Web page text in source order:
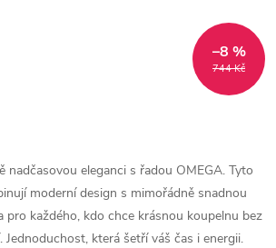
744 Kč
–8 %
nadčasovou eleganci s řadou OMEGA. Tyto
moderní design s mimořádně snadnou
pro každého, kdo chce krásnou koupelnu bez
která šetří váš čas i energii.